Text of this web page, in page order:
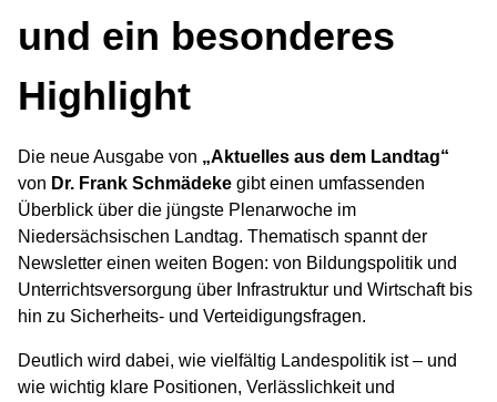
und ein besonderes
Highlight
Die neue Ausgabe von „Aktuelles aus dem Landtag“
von Dr. Frank Schmädeke gibt einen umfassenden
Überblick über die jüngste Plenarwoche im
Niedersächsischen Landtag. Thematisch spannt der
Newsletter einen weiten Bogen: von Bildungspolitik und
Unterrichtsversorgung über Infrastruktur und Wirtschaft bis
hin zu Sicherheits- und Verteidigungsfragen.
Deutlich wird dabei, wie vielfältig Landespolitik ist – und
wie wichtig klare Positionen, Verlässlichkeit und